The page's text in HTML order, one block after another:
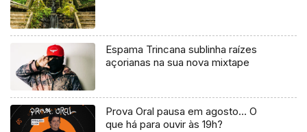
Espama Trincana sublinha raízes
açorianas na sua nova mixtape
Prova Oral pausa em agosto… O
que há para ouvir às 19h?